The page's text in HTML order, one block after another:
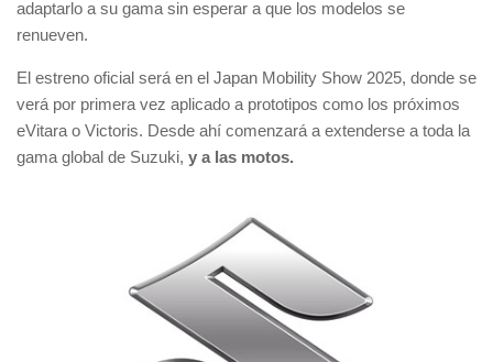
adaptarlo a su gama sin esperar a que los modelos se
renueven.
El estreno oficial será en el Japan Mobility Show 2025, donde se
verá por primera vez aplicado a prototipos como los próximos
eVitara o Victoris. Desde ahí comenzará a extenderse a toda la
gama global de Suzuki, y a las motos.